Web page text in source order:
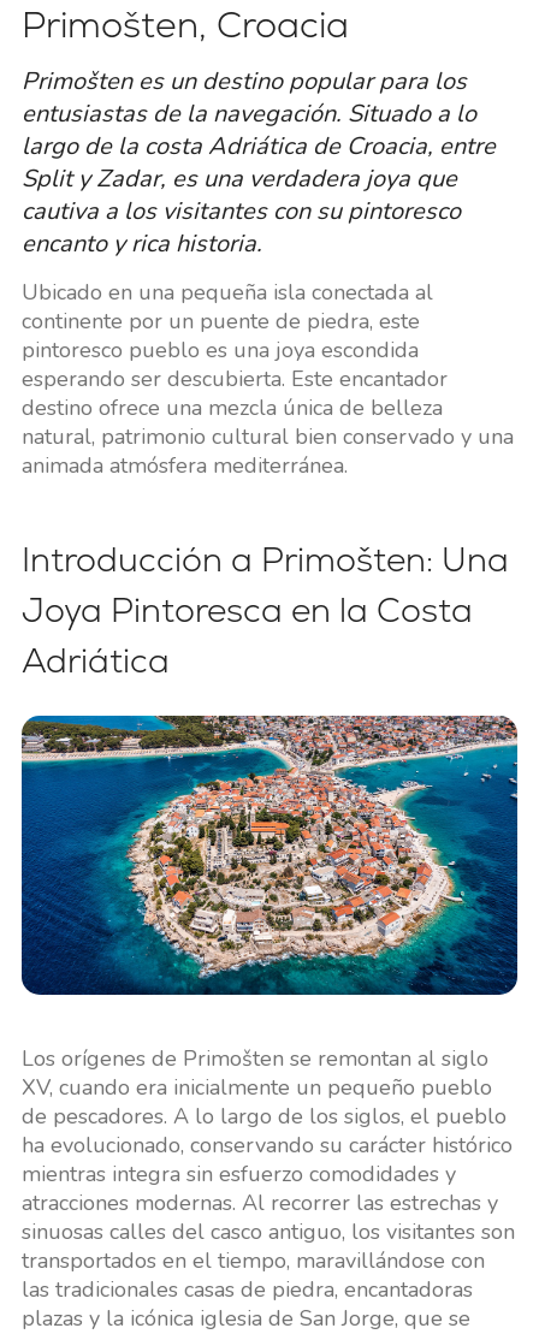
Primošten, Croacia
Primošten es un destino popular para los
entusiastas de la navegación. Situado a lo
largo de la costa Adriática de Croacia, entre
Split y Zadar, es una verdadera joya que
cautiva a los visitantes con su pintoresco
encanto y rica historia.
Ubicado en una pequeña isla conectada al
continente por un puente de piedra, este
pintoresco pueblo es una joya escondida
esperando ser descubierta. Este encantador
destino ofrece una mezcla única de belleza
natural, patrimonio cultural bien conservado y una
animada atmósfera mediterránea.
Introducción a Primošten: Una
Joya Pintoresca en la Costa
Adriática
Los orígenes de Primošten se remontan al siglo
XV, cuando era inicialmente un pequeño pueblo
de pescadores. A lo largo de los siglos, el pueblo
ha evolucionado, conservando su carácter histórico
mientras integra sin esfuerzo comodidades y
atracciones modernas. Al recorrer las estrechas y
sinuosas calles del casco antiguo, los visitantes son
transportados en el tiempo, maravillándose con
las tradicionales casas de piedra, encantadoras
plazas y la icónica iglesia de San Jorge, que se